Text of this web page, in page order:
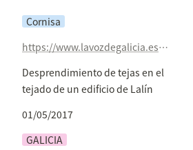
Cornisa
https://www.lavozdegalicia.es/noticia/pontevedra/2017/05/01/sucesos-desprendimiento-tejas-tejado-edificio-lalin/0003_201705P1C2994.htm
Desprendimiento de tejas en el
tejado de un edificio de Lalín
01/05/2017
GALICIA